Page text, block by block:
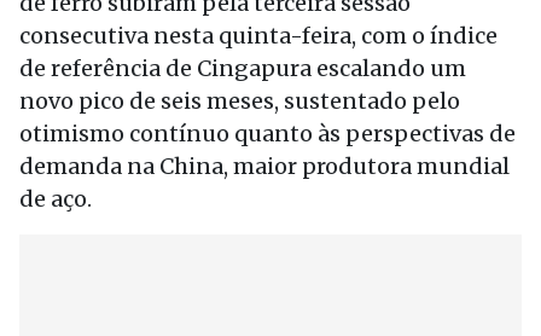
consecutiva nesta quinta-feira, com o índice
de referência de Cingapura escalando um
novo pico de seis meses, sustentado pelo
otimismo contínuo quanto às perspectivas de
demanda na China, maior produtora mundial
de aço.